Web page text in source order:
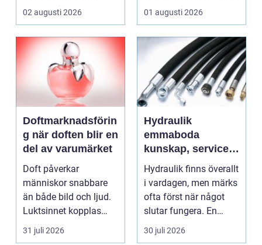
känns trevande och ett
som verklig...
02 augusti 2026
en storstad. Utb...
01 augusti 2026
Doftmarknadsförin
g när doften blir en
del av varumärket
Doft påverkar
människor snabbare
än både bild och ljud.
Luktsinnet kopplas
direkt till hjärnans
cent...
31 juli 2026
Hydraulik
emmaboda
kunskap, service
och rätt lösningar
när du behöver
dem
Hydraulik finns överallt
i vardagen, men märks
ofta först när något
slutar fungera. En
läckande slan...
30 juli 2026